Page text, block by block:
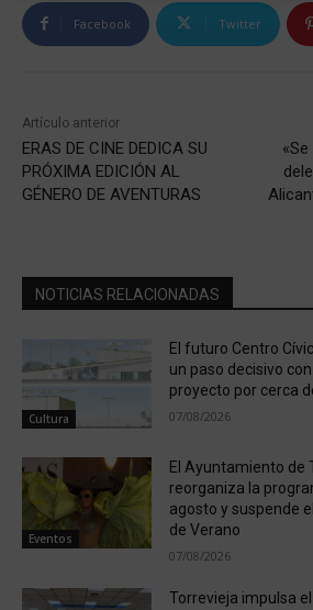
Facebook Twitter
Artículo anterior
ERAS DE CINE DEDICA SU
PRÓXIMA EDICIÓN AL
GÉNERO DE AVENTURAS
NOTICIAS RELACIONADAS
Cultura
El futuro Centro
un paso decisivo
proyecto por cerca
07/08/2026
Eventos
El Ayuntamiento de
reorganiza la
agosto y suspende
de Verano
07/08/2026
Torrevieja impulsa